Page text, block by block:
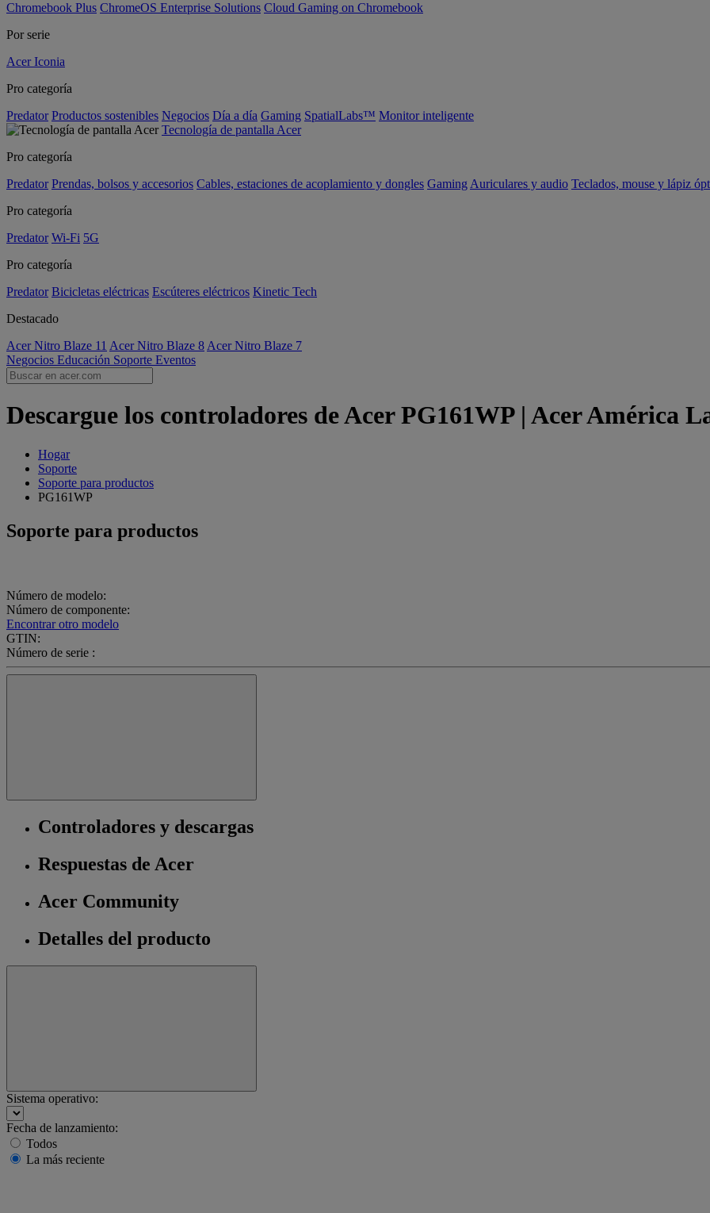
Chromebook Plus ChromeOS Enterprise Solutions Cloud Gaming on Chromebook
Por serie
Acer Iconia
Pro categoría
Predator Productos sostenibles Negocios Día a día Gaming SpatialLabs™ Monitor inteligente
Tecnología de pantalla Acer
Pro categoría
Predator Prendas, bolsos y accesorios Cables, estaciones de acoplamiento y dongles Gaming Auriculares y audio Teclados, mouse y lápiz
Pro categoría
Predator Wi-Fi 5G
Pro categoría
Predator Bicicletas eléctricas Escúteres eléctricos Kinetic Tech
Destacado
Acer Nitro Blaze 11 Acer Nitro Blaze 8 Acer Nitro Blaze 7
Negocios Educación Soporte Eventos
Descargue los controladores de Acer PG161WP | Acer América
Hogar
Soporte
Soporte para productos
PG161WP
Soporte para productos
Número de modelo:
Número de componente:
Encontrar otro modelo
GTIN:
Número de serie :
Controladores y descargas
Respuestas de Acer
Acer Community
Detalles del producto
Sistema operativo:
Fecha de lanzamiento:
Todos
La más reciente